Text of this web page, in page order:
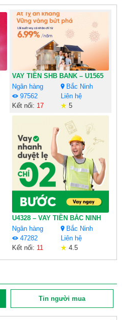
VAY TIỀN SHB BANK – U1565
Ngân hàng
Bắc Ninh
97562
Liên hệ
Kết nối: 17 5
U4328 – VAY TIỀN BẮC NINH
Ngân hàng
Bắc Ninh
47282
Liên hệ
Kết nối: 11 4.5
Tin người mua